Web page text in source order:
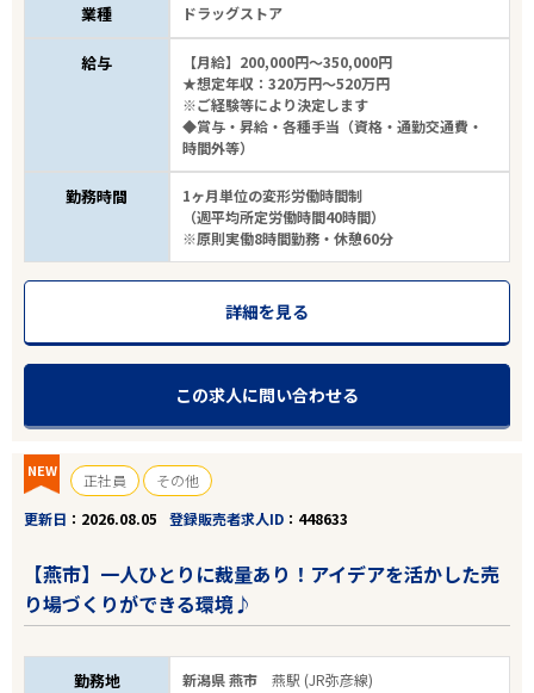
業種 ドラッグストア
給与
【月給】200,000円～350,000円
★想定年収：320万円～520万円
※ご経験等により決定します
◆賞与・昇給・各種手当（資格・通勤交通費・
時間外等）
勤務時間
1ヶ月単位の変形労働時間制
（週平均所定労働時間40時間）
※原則実働8時間勤務・休憩60分
詳細を見る
この求人に問い合わせる
NEW 正社員
その他
更新日
2026.08.05 登録販売者求人ID 448633
【燕市】一人ひとりに裁量あり！アイデアを活かした売
り場づくりができる環境♪
勤務地 新潟県 燕市燕駅 (JR弥彦線)